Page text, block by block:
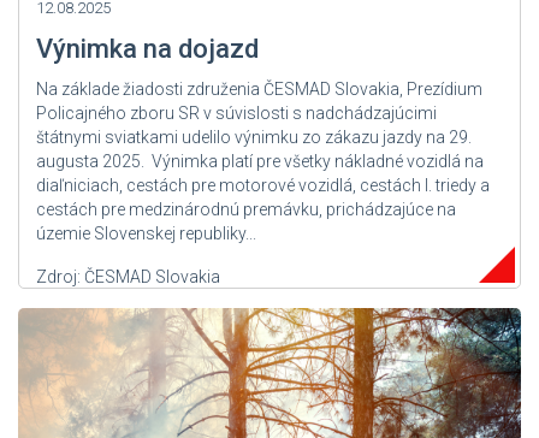
12.08.2025
Výnimka na dojazd
Na základe žiadosti združenia ČESMAD Slovakia, Prezídium
Policajného zboru SR v súvislosti s nadchádzajúcimi
štátnymi sviatkami udelilo výnimku zo zákazu jazdy na 29.
augusta 2025. Výnimka platí pre všetky nákladné vozidlá na
diaľniciach, cestách pre motorové vozidlá, cestách I. triedy a
cestách pre medzinárodnú premávku, prichádzajúce na
územie Slovenskej republiky...
Zdroj: ČESMAD Slovakia